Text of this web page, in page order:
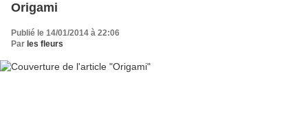
Origami
Publié le 14/01/2014 à 22:06
Par les fleurs